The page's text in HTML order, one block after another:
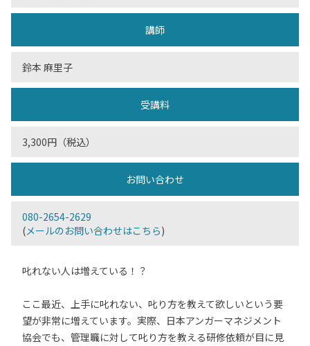
講師
鈴本 麻里子
受講料
3,300円（税込）
お問い合わせ
080-2654-2629
(メールのお問い合わせはこちら)
叱れない人は増えている！？
ここ最近、上手に叱れない、叱り方を教えて欲しいという要
望が非常に増えています。実際、日本アンガーマネジメント
協会でも、管理職に対して叱り方を教える研修依頼が目に見